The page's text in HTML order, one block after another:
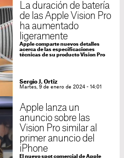
La duración de batería
de las Apple Vision Pro
ha aumentado
ligeramente
Apple comparte nuevos detalles
acerca de las especificaciones
técnicas de su producto Vision Pro
Sergio J. Ortiz
Martes, 9 de enero de 2024 - 14:01
Apple lanza un
anuncio sobre las
Vision Pro similar al
primer anuncio del
iPhone
El nuevo spot comercial de Apple